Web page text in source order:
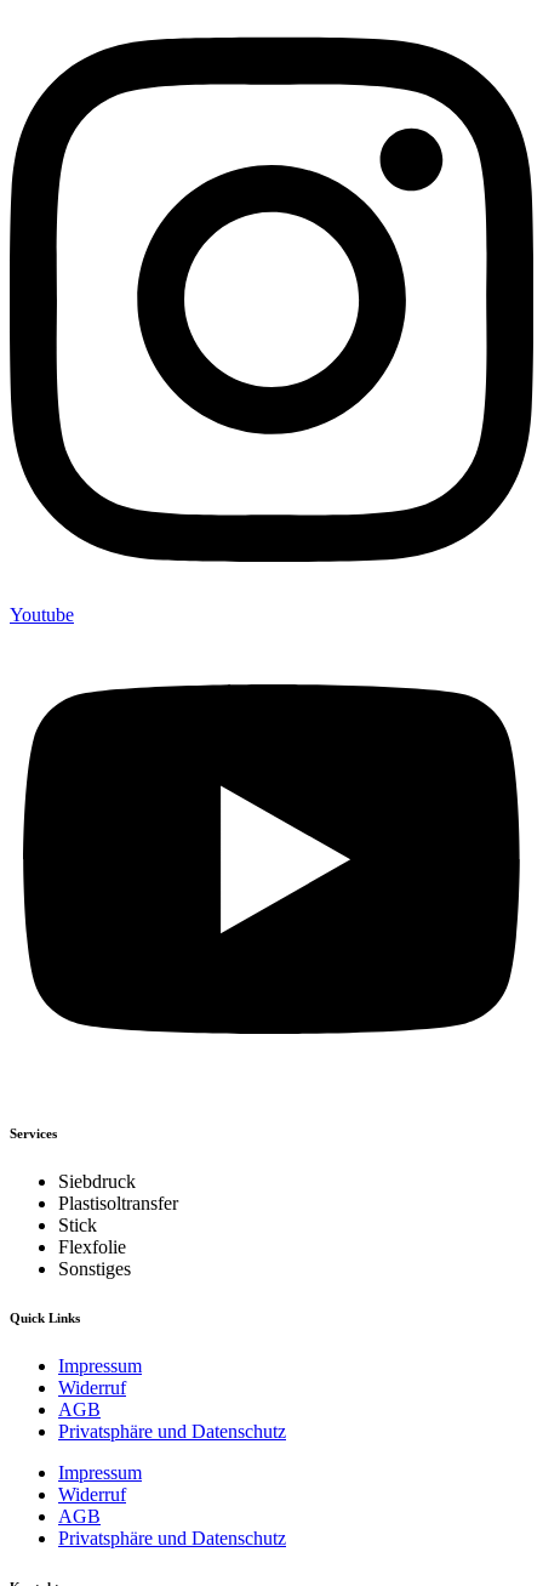
Youtube
Services
Siebdruck
Plastisoltransfer
Stick
Flexfolie
Sonstiges
Quick Links
Impressum
Widerruf
AGB
Privatsphäre und Datenschutz
Impressum
Widerruf
AGB
Privatsphäre und Datenschutz